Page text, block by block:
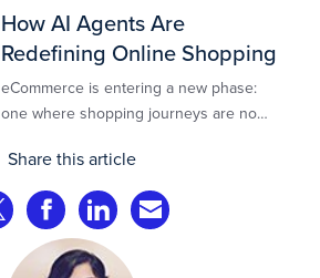
How AI Agents Are
Redefining Online Shopping
eCommerce is entering a new phase:
one where shopping journeys are no
comparisons. Instead, AI agents are
beginning to shop on behalf of
consumers: researching products,
comparing options, assembling carts, and
even completing purchases within
Share this article
Share on Twitter
Share on Facebook
Share on LinkedIn
Share via Email